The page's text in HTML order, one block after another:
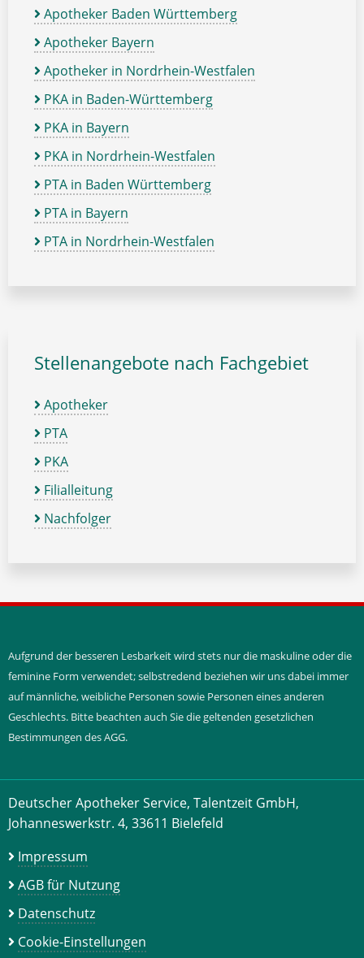
Apotheker Baden Württemberg
Apotheker Bayern
Apotheker in Nordrhein-Westfalen
PKA in Baden-Württemberg
PKA in Bayern
PKA in Nordrhein-Westfalen
PTA in Baden Württemberg
PTA in Bayern
PTA in Nordrhein-Westfalen
Stellenangebote nach Fachgebiet
Apotheker
PTA
PKA
Filialleitung
Nachfolger
Aufgrund der besseren Lesbarkeit wird stets nur die maskuline oder die
feminine Form verwendet; selbstredend beziehen wir uns dabei immer
auf männliche, weibliche Personen sowie Personen eines anderen
Geschlechts. Bitte beachten auch Sie die geltenden gesetzlichen
Bestimmungen des AGG.
Deutscher Apotheker Service, Talentzeit GmbH,
Johanneswerkstr. 4, 33611 Bielefeld
Impressum
AGB für Nutzung
Datenschutz
Cookie-Einstellungen